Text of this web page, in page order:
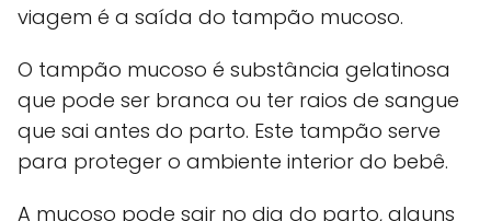
viagem é a saída do tampão mucoso.
O tampão mucoso é substância gelatinosa
que pode ser branca ou ter raios de sangue
que sai antes do parto. Este tampão serve
para proteger o ambiente interior do bebê.
A mucoso pode sair no dia do parto, alguns